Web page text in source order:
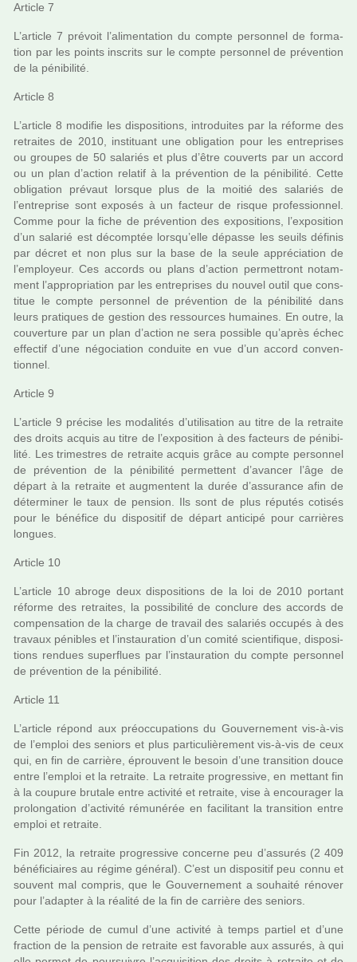
Article 7
L’arti­cle 7 pré­voit l’ali­men­ta­tion du compte per­son­nel de for­ma­
tion par les points ins­crits sur le compte per­son­nel de pré­ven­tion
de la péni­bi­lité.
Article 8
L’arti­cle 8 modi­fie les dis­po­si­tions, intro­dui­tes par la réforme des
retrai­tes de 2010, ins­ti­tuant une obli­ga­tion pour les entre­pri­ses
ou grou­pes de 50 sala­riés et plus d’être cou­verts par un accord
ou un plan d’action rela­tif à la pré­ven­tion de la péni­bi­lité. Cette
obli­ga­tion pré­vaut lors­que plus de la moitié des sala­riés de
l’entre­prise sont expo­sés à un fac­teur de risque pro­fes­sion­nel.
Comme pour la fiche de pré­ven­tion des expo­si­tions, l’expo­si­tion
d’un sala­rié est décomp­tée lorsqu’elle dépasse les seuils défi­nis
par décret et non plus sur la base de la seule appré­cia­tion de
l’employeur. Ces accords ou plans d’action per­met­tront notam­
ment l’appro­pria­tion par les entre­pri­ses du nouvel outil que cons­
ti­tue le compte per­son­nel de pré­ven­tion de la péni­bi­lité dans
leurs pra­ti­ques de ges­tion des res­sour­ces humai­nes. En outre, la
cou­ver­ture par un plan d’action ne sera pos­si­ble qu’après échec
effec­tif d’une négo­cia­tion conduite en vue d’un accord conven­
tion­nel.
Article 9
L’arti­cle 9 pré­cise les moda­li­tés d’uti­li­sa­tion au titre de la retraite
des droits acquis au titre de l’expo­si­tion à des fac­teurs de péni­bi­
lité. Les tri­mes­tres de retraite acquis grâce au compte per­son­nel
de pré­ven­tion de la péni­bi­lité per­met­tent d’avan­cer l’âge de
départ à la retraite et aug­men­tent la durée d’assu­rance afin de
déter­mi­ner le taux de pen­sion. Ils sont de plus répu­tés coti­sés
pour le béné­fice du dis­po­si­tif de départ anti­cipé pour car­riè­res
lon­gues.
Article 10
L’arti­cle 10 abroge deux dis­po­si­tions de la loi de 2010 por­tant
réforme des retrai­tes, la pos­si­bi­lité de conclure des accords de
com­pen­sa­tion de la charge de tra­vail des sala­riés occu­pés à des
tra­vaux péni­bles et l’ins­tau­ra­tion d’un comité scien­ti­fi­que, dis­po­si­
tions ren­dues super­flues par l’ins­tau­ra­tion du compte per­son­nel
de pré­ven­tion de la péni­bi­lité.
Article 11
L’arti­cle répond aux préoc­cu­pa­tions du Gouvernement vis-à-vis
de l’emploi des seniors et plus par­ti­cu­liè­re­ment vis-à-vis de ceux
qui, en fin de car­rière, éprouvent le besoin d’une tran­si­tion douce
entre l’emploi et la retraite. La retraite pro­gres­sive, en met­tant fin
à la cou­pure bru­tale entre acti­vité et retraite, vise à encou­ra­ger la
pro­lon­ga­tion d’acti­vité rému­né­rée en faci­li­tant la tran­si­tion entre
emploi et retraite.
Fin 2012, la retraite pro­gres­sive concerne peu d’assu­rés (2 409
béné­fi­ciai­res au régime géné­ral). C’est un dis­po­si­tif peu connu et
sou­vent mal com­pris, que le Gouvernement a sou­haité réno­ver
pour l’adap­ter à la réa­lité de la fin de car­rière des seniors.
Cette période de cumul d’une acti­vité à temps par­tiel et d’une
frac­tion de la pen­sion de retraite est favo­ra­ble aux assu­rés, à qui